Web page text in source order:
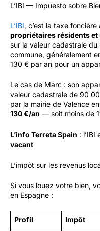
L’IBI — Impuesto sobre
L’IBI, c’est la taxe foncière
propriétaires résidents
sur la valeur cadastrale
commune, généralement
130 € par an pour un
Le cas de Marc : son
valeur cadastrale de 90
par la mairie de Valence
130 €/an — soit moins de
L’info Terreta Spain : l’IBI
vacant
L’impôt sur les revenus
Si vous louez votre bien,
en Espagne :
Profil Impôt